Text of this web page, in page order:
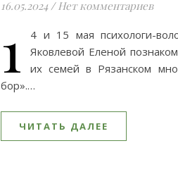
16.05.2024 / Нет комментариев
1
4 и 15 мая психологи-
Яковлевой Еленой
их семей в Рязанском
бор».…
ЧИТАТЬ ДАЛЕЕ